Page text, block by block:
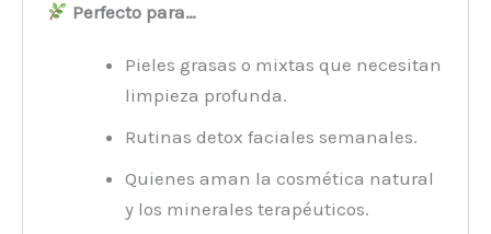
Perfecto para…
Pieles grasas o mixtas que necesitan
limpieza profunda.
Rutinas detox faciales semanales.
Quienes aman la cosmética natural
y los minerales terapéuticos.